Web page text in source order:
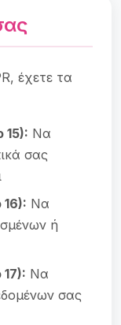
έχετε τα
15): Να
σας
Να
ή
Να
σας